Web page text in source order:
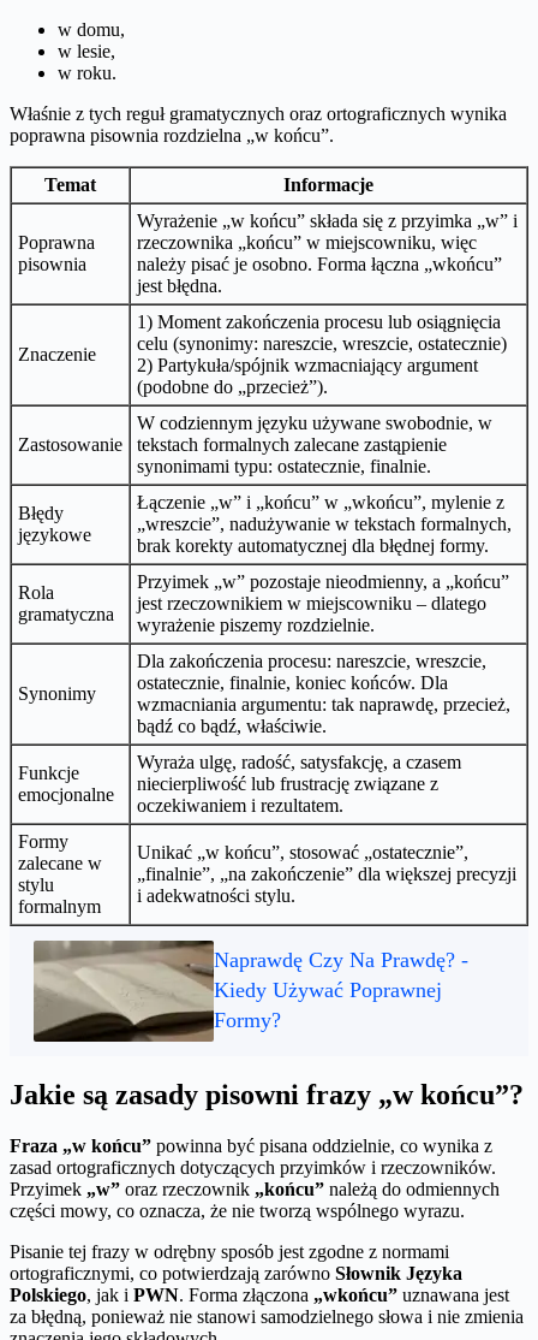
w domu,
w lesie,
w roku.
Właśnie z tych reguł gramatycznych oraz ortograficznych wynika
poprawna pisownia rozdzielna „w końcu”.
Temat Informacje
Poprawna
pisownia
Wyrażenie „w końcu” składa się z przyimka „w” i
rzeczownika „końcu” w miejscowniku, więc
należy pisać je osobno. Forma łączna „wkońcu”
jest błędna.
Znaczenie
1) Moment zakończenia procesu lub osiągnięcia
celu (synonimy: nareszcie, wreszcie, ostatecznie)
2) Partykuła/spójnik wzmacniający argument
(podobne do „przecież”).
Zastosowanie
W codziennym języku używane swobodnie, w
tekstach formalnych zalecane zastąpienie
synonimami typu: ostatecznie, finalnie.
Błędy
językowe
Łączenie „w” i „końcu” w „wkońcu”, mylenie z
„wreszcie”, nadużywanie w tekstach formalnych,
brak korekty automatycznej dla błędnej formy.
Rola
gramatyczna
Przyimek „w” pozostaje nieodmienny, a „końcu”
jest rzeczownikiem w miejscowniku – dlatego
wyrażenie piszemy rozdzielnie.
Synonimy
Dla zakończenia procesu: nareszcie, wreszcie,
ostatecznie, finalnie, koniec końców. Dla
wzmacniania argumentu: tak naprawdę, przecież,
bądź co bądź, właściwie.
Funkcje
emocjonalne
Wyraża ulgę, radość, satysfakcję, a czasem
niecierpliwość lub frustrację związane z
oczekiwaniem i rezultatem.
Formy
zalecane w
stylu
formalnym
Unikać „w końcu”, stosować „ostatecznie”,
„finalnie”, „na zakończenie” dla większej precyzji
i adekwatności stylu.
Naprawdę Czy Na Prawdę? -
Kiedy Używać Poprawnej
Formy?
Jakie są zasady pisowni frazy „w końcu”?
Fraza „w końcu” powinna być pisana oddzielnie, co wynika z
zasad ortograficznych dotyczących przyimków i rzeczowników.
Przyimek „w” oraz rzeczownik „końcu” należą do odmiennych
części mowy, co oznacza, że nie tworzą wspólnego wyrazu.
Pisanie tej frazy w odrębny sposób jest zgodne z normami
ortograficznymi, co potwierdzają zarówno Słownik Języka
Polskiego, jak i PWN. Forma złączona „wkońcu” uznawana jest
za błędną, ponieważ nie stanowi samodzielnego słowa i nie zmienia